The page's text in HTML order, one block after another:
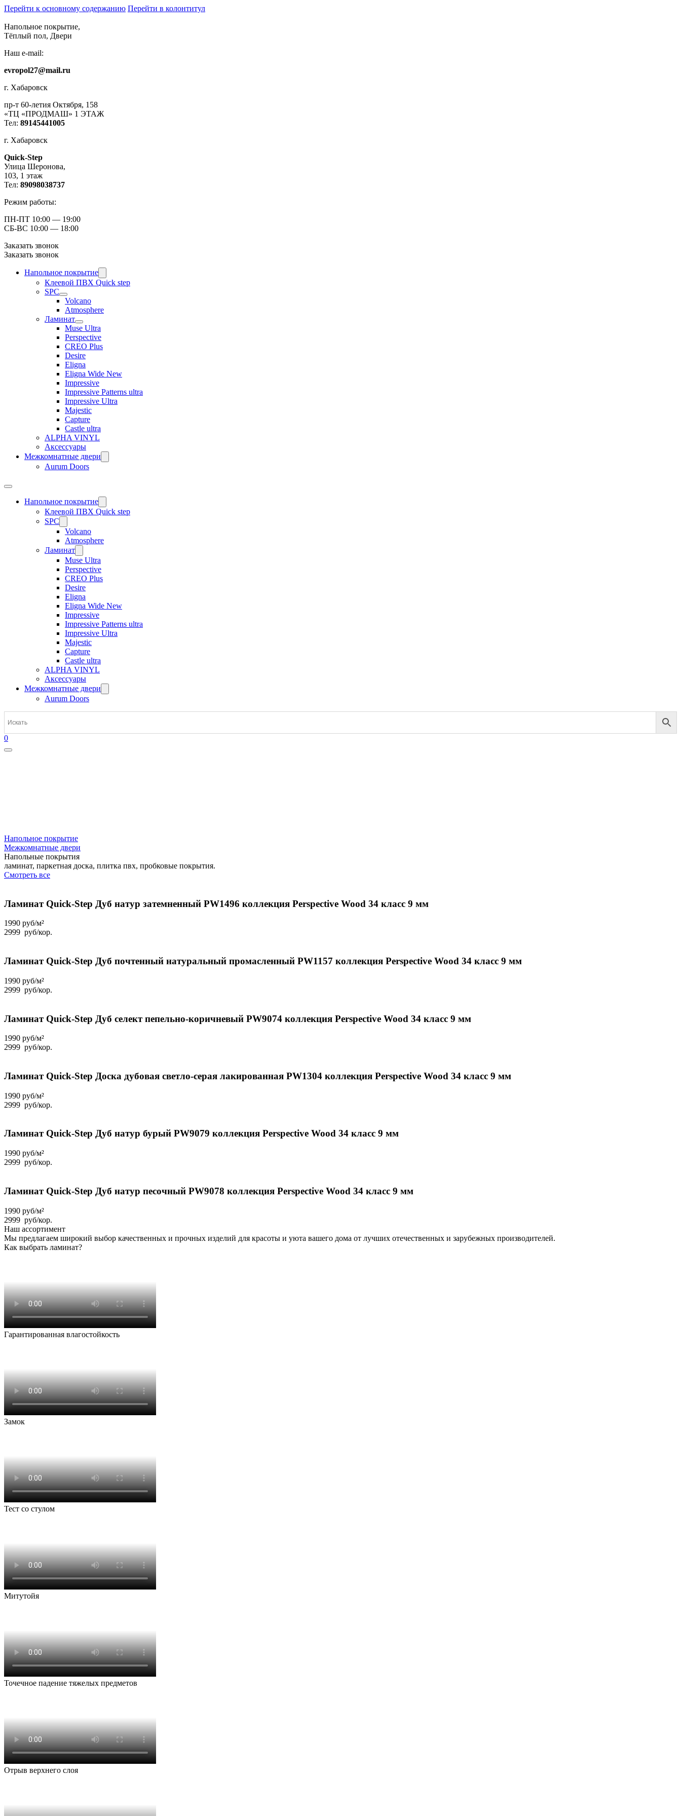
Перейти к основному содержанию Перейти в колонтитул
Напольное покрытие,
Тёплый пол, Двери
Наш e-mail:
evropol27@mail.ru
г. Хабаровск
пр-т 60-летия Октября, 158
«ТЦ «ПРОДМАШ» 1 ЭТАЖ
Тел: 89145441005
г. Хабаровск
Quick-Step
​Улица Шеронова,
103, ​1 этаж
Тел: 89098038737
Режим работы:
ПН-ПТ 10:00 — 19:00
СБ-ВС 10:00 — 18:00
Заказать звонок
Заказать звонок
Напольное покрытие
Клеевой ПВХ Quick step
SPC
Volcano
Atmosphere
Ламинат
Muse Ultra
Perspective
CREO Plus
Desire
Eligna
Eligna Wide New
Impressive
Impressive Patterns ultra
Impressive Ultra
Majestic
Capture
Castle ultra
ALPHA VINYL
Аксессуары
Межкомнатные двери
Aurum Doors
Напольное покрытие
Клеевой ПВХ Quick step
SPC
Volcano
Atmosphere
Ламинат
Muse Ultra
Perspective
CREO Plus
Desire
Eligna
Eligna Wide New
Impressive
Impressive Patterns ultra
Impressive Ultra
Majestic
Capture
Castle ultra
ALPHA VINYL
Аксессуары
Межкомнатные двери
Aurum Doors
0
Напольное покрытие
Межкомнатные двери
Напольные покрытия
ламинат, паркетная доска, плитка пвх, пробковые покрытия.
Смотреть все
Ламинат Quick-Step Дуб натур затемненный PW1496 коллекция Perspective Wood 34 класс 9 мм
1990 руб/м²
2999 руб/кор.
Ламинат Quick-Step Дуб почтенный натуральный промасленный PW1157 коллекция Perspective Wood 34 класс 9 мм
1990 руб/м²
2999 руб/кор.
Ламинат Quick-Step Дуб селект пепельно-коричневый PW9074 коллекция Perspective Wood 34 класс 9 мм
1990 руб/м²
2999 руб/кор.
Ламинат Quick-Step Доска дубовая светло-серая лакированная PW1304 коллекция Perspective Wood 34 класс 9 мм
1990 руб/м²
2999 руб/кор.
Ламинат Quick-Step Дуб натур бурый PW9079 коллекция Perspective Wood 34 класс 9 мм
1990 руб/м²
2999 руб/кор.
Ламинат Quick-Step Дуб натур песочный PW9078 коллекция Perspective Wood 34 класс 9 мм
1990 руб/м²
2999 руб/кор.
Наш ассортимент
Мы предлагаем широкий выбор качественных и прочных изделий для красоты и уюта вашего дома от лучших отечественных и зарубежных производителей.
Как выбрать ламинат?
Гарантированная влагостойкость
Замок
Тест со стулом
Митутойя
Точечное падение тяжелых предметов
Отрыв верхнего слоя